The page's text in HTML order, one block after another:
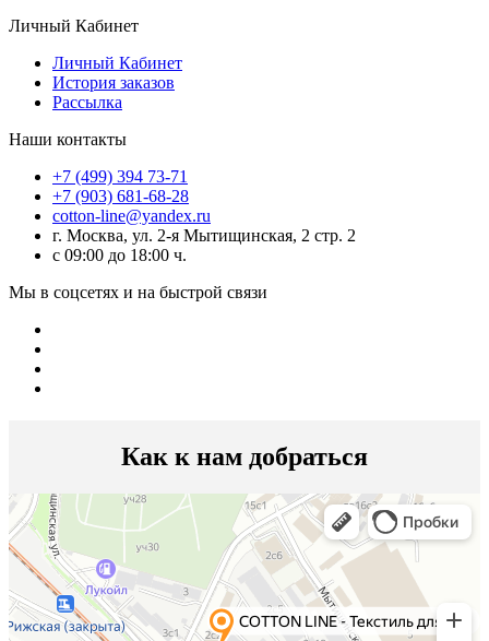
Личный Кабинет
Личный Кабинет
История заказов
Рассылка
Наши контакты
+7 (499) 394 73-71
+7 (903) 681-68-28
cotton-line@yandex.ru
г. Москва, ул. 2-я Мытищинская, 2 стр. 2
с 09:00 до 18:00 ч.
Мы в соцсетях и на быстрой связи
Как к нам добраться